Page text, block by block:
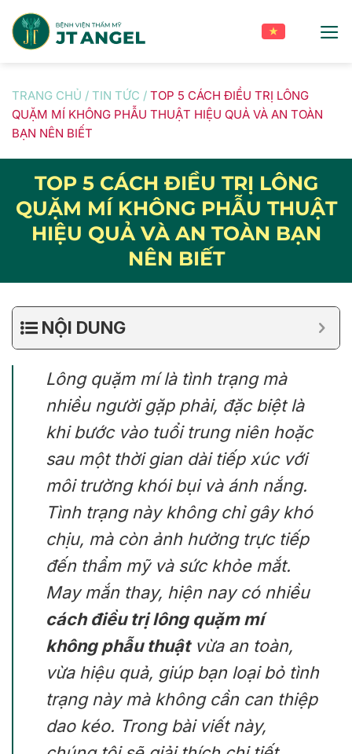
content
TRANG CHỦ / TIN TỨC / TOP 5 CÁCH ĐIỀU TRỊ LÔNG
QUẶM MÍ KHÔNG PHẪU THUẬT HIỆU QUẢ VÀ AN TOÀN
BẠN NÊN BIẾT
TOP 5 CÁCH ĐIỀU TRỊ LÔNG
QUẶM MÍ KHÔNG PHẪU THUẬT
HIỆU QUẢ VÀ AN TOÀN BẠN
NÊN BIẾT
NỘI DUNG
Lông quặm mí là tình trạng mà
nhiều người gặp phải, đặc biệt là
khi bước vào tuổi trung niên hoặc
sau một thời gian dài tiếp xúc với
môi trường khói bụi và ánh nắng.
Tình trạng này không chỉ gây khó
chịu, mà còn ảnh hưởng trực tiếp
đến thẩm mỹ và sức khỏe mắt.
May mắn thay, hiện nay có nhiều
cách điều trị lông quặm mí
không phẫu thuậtvừa an toàn,
vừa hiệu quả, giúp bạn loại bỏ tình
trạng này mà không cần can thiệp
dao kéo. Trong bài viết này,